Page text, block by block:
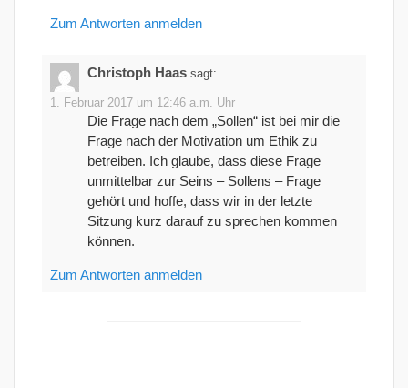
Zum Antworten anmelden
Christoph Haas sagt:
1. Februar 2017 um 12:46 a.m. Uhr
Die Frage nach dem „Sollen“ ist bei mir die
Frage nach der Motivation um Ethik zu
betreiben. Ich glaube, dass diese Frage
unmittelbar zur Seins – Sollens – Frage
gehört und hoffe, dass wir in der letzte
Sitzung kurz darauf zu sprechen kommen
können.
Zum Antworten anmelden